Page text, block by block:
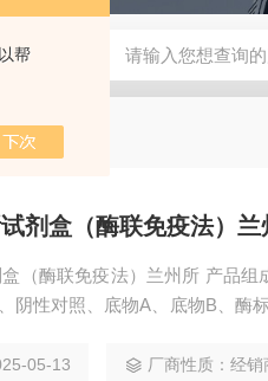
帮
氏阳性细菌鉴定卡21342,TSA胰酪大豆胨琼脂培养基,SDA沙氏葡萄糖琼脂培养基
剂盒（酶联免疫法）兰
（酶联免疫法）兰州所 产品
阴性对照、底物A、底物B、酶
05-13 厂商性质：经销